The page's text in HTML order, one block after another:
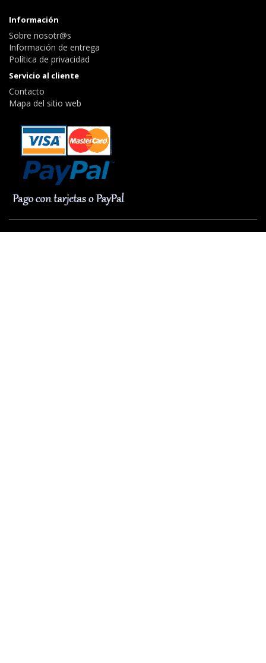
Información
Sobre nosotr@s
Información de entrega
Política de privacidad
Servicio al cliente
Contacto
Mapa del sitio web